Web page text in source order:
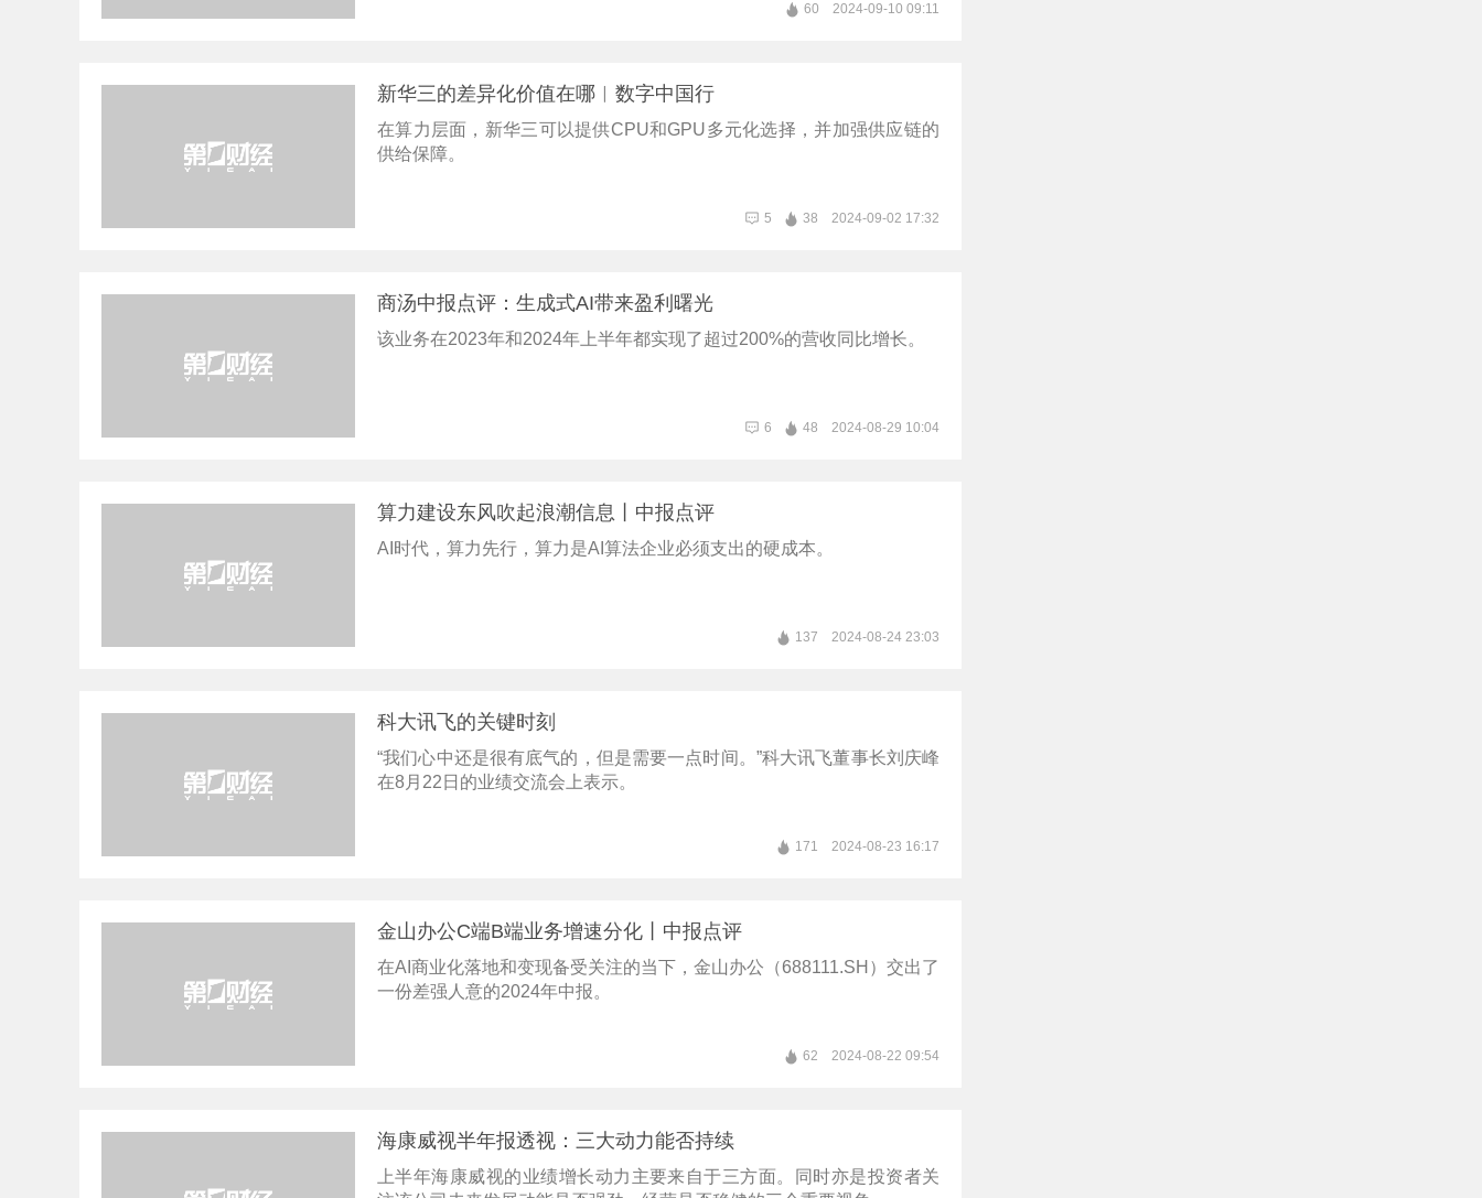
60 2024-09-10 09:11
新华三的差异化价值在哪︱数字中国行
在算力层面，新华三可以提供CPU和GPU多元化选择，并加强供应链的
供给保障。
5 38 2024-09-02 17:32
商汤中报点评：生成式AI带来盈利曙光
该业务在2023年和2024年上半年都实现了超过200%的营收同比增长。
6 48 2024-08-29 10:04
算力建设东风吹起浪潮信息丨中报点评
AI时代，算力先行，算力是AI算法企业必须支出的硬成本。
137 2024-08-24 23:03
科大讯飞的关键时刻
“我们心中还是很有底气的，但是需要一点时间。”科大讯飞董事长刘庆峰
在8月22日的业绩交流会上表示。
171 2024-08-23 16:17
金山办公C端B端业务增速分化丨中报点评
在AI商业化落地和变现备受关注的当下，金山办公（688111.SH）交出了
一份差强人意的2024年中报。
62 2024-08-22 09:54
海康威视半年报透视：三大动力能否持续
上半年海康威视的业绩增长动力主要来自于三方面。同时亦是投资者关